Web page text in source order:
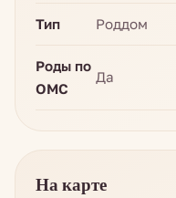
Тип Роддом
Роды по
ОМС
Да
На карте